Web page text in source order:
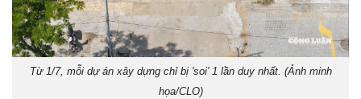
Từ 1/7, mỗi dự án xây dựng chỉ bị 'soi' 1 lần duy nhất. (Ảnh minh
họa/CLO)